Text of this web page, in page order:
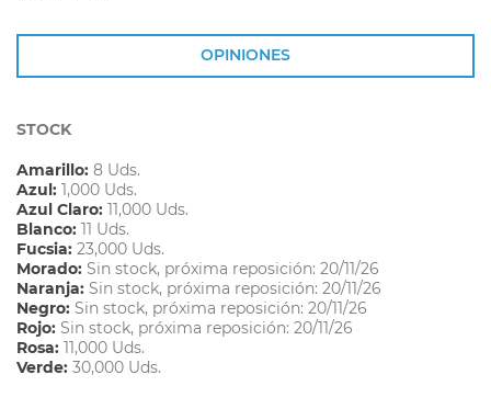
OPINIONES
STOCK
Amarillo: 8 Uds.
Azul: 1,000 Uds.
Azul Claro: 11,000 Uds.
Blanco: 11 Uds.
Fucsia: 23,000 Uds.
Morado: Sin stock, próxima reposición: 20/11/26
Naranja: Sin stock, próxima reposición: 20/11/26
Negro: Sin stock, próxima reposición: 20/11/26
Rojo: Sin stock, próxima reposición: 20/11/26
Rosa: 11,000 Uds.
Verde: 30,000 Uds.